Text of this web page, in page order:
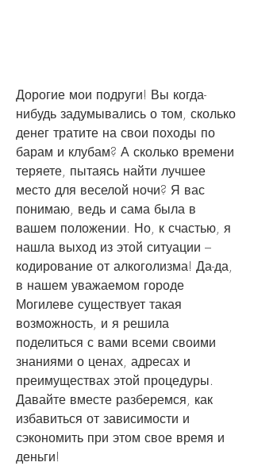
Дорогие мои подруги! Вы когда-
нибудь задумывались о том, сколько
денег тратите на свои походы по
барам и клубам? А сколько времени
теряете, пытаясь найти лучшее
место для веселой ночи? Я вас
понимаю, ведь и сама была в
вашем положении. Но, к счастью, я
нашла выход из этой ситуации –
кодирование от алкоголизма! Да-да,
в нашем уважаемом городе
Могилеве существует такая
возможность, и я решила
поделиться с вами всеми своими
знаниями о ценах, адресах и
преимуществах этой процедуры.
Давайте вместе разберемся, как
избавиться от зависимости и
сэкономить при этом свое время и
деньги!